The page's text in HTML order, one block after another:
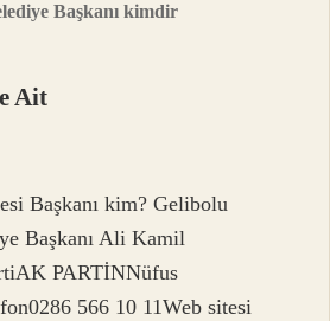
Başkanı kimdir
Ait
Başkanı kim? Gelibolu
Başkanı Ali Kamil
PARTİNNüfus
566 10 11Web sitesi